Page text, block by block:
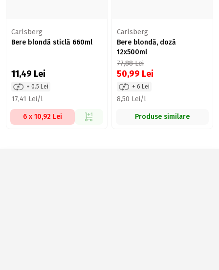
Carlsberg
Bere blondă sticlă 660ml
11,49 Lei
+ 0.5 Lei
17,41 Lei/l
6 x 10,92 Lei
Carlsberg
Bere blondă, doză
12x500ml
77,88Lei
50,99 Lei
+ 6 Lei
8,50 Lei/l
Produse similare